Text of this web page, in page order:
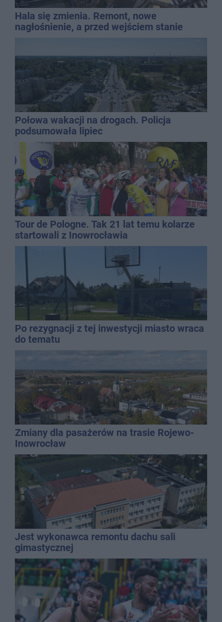
Hala się zmienia. Remont, nowe
nagłośnienie, a przed wejściem stanie
Połowa wakacji na drogach. Policja
podsumowała lipiec
Tour de Pologne. Tak 21 lat temu kolarze
startowali z Inowrocławia
Po rezygnacji z tej inwestycji miasto wraca
do tematu
Zmiany dla pasażerów na trasie Rojewo-
Inowrocław
Jest wykonawca remontu dachu sali
gimastycznej